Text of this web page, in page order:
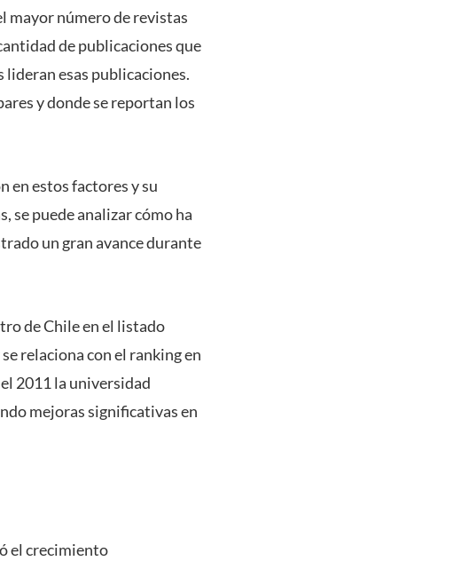
mayor número de revistas
de publicaciones que
esas publicaciones.
y donde se reportan los
en estos factores y su
se puede analizar cómo ha
un gran avance durante
de Chile en el listado
relaciona con el ranking en
2011 la universidad
mejoras significativas en
el crecimiento